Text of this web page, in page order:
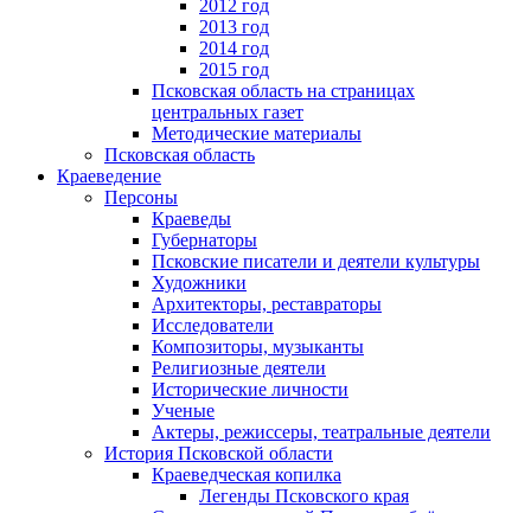
2012 год
2013 год
2014 год
2015 год
Псковская область на страницах
центральных газет
Методические материалы
Псковская область
Краеведение
Персоны
Краеведы
Губернаторы
Псковские писатели и деятели культуры
Художники
Архитекторы, реставраторы
Исследователи
Композиторы, музыканты
Религиозные деятели
Исторические личности
Ученые
Актеры, режиссеры, театральные деятели
История Псковской области
Краеведческая копилка
Легенды Псковского края